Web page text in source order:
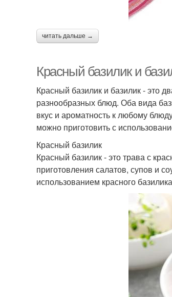
читать дальше →
Красный базилик и
Красный базилик и базилик - это
разнообразных блюд. Оба вида
вкус и ароматность к любому
можно приготовить с
Красный базилик
Красный базилик - это трава с
приготовления салатов, супов и
использованием красного